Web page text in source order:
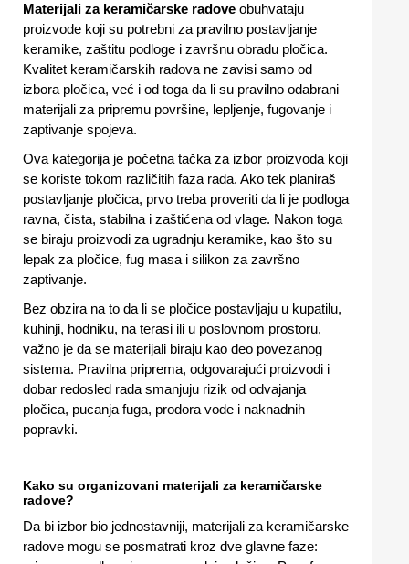
Materijali za keramičarske radove obuhvataju
proizvode koji su potrebni za pravilno postavljanje
keramike, zaštitu podloge i završnu obradu pločica.
Kvalitet keramičarskih radova ne zavisi samo od
izbora pločica, već i od toga da li su pravilno odabrani
materijali za pripremu površine, lepljenje, fugovanje i
zaptivanje spojeva.
Ova kategorija je početna tačka za izbor proizvoda koji
se koriste tokom različitih faza rada. Ako tek planiraš
postavljanje pločica, prvo treba proveriti da li je podloga
ravna, čista, stabilna i zaštićena od vlage. Nakon toga
se biraju proizvodi za ugradnju keramike, kao što su
lepak za pločice, fug masa i silikon za završno
zaptivanje.
Bez obzira na to da li se pločice postavljaju u kupatilu,
kuhinji, hodniku, na terasi ili u poslovnom prostoru,
važno je da se materijali biraju kao deo povezanog
sistema. Pravilna priprema, odgovarajući proizvodi i
dobar redosled rada smanjuju rizik od odvajanja
pločica, pucanja fuga, prodora vode i naknadnih
popravki.
Kako su organizovani materijali za keramičarske
radove?
Da bi izbor bio jednostavniji, materijali za keramičarske
radove mogu se posmatrati kroz dve glavne faze: